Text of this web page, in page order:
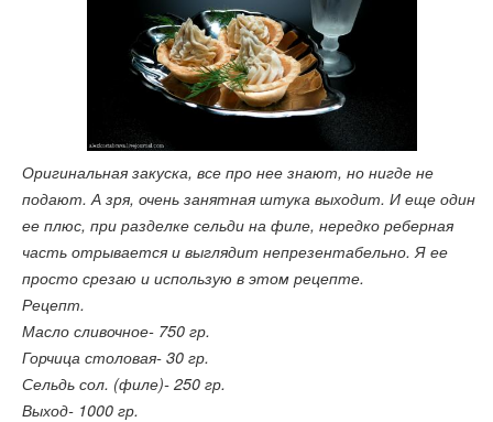
Оригинальная закуска, все про нее знают, но нигде не
подают. А зря, очень занятная штука выходит. И еще один
ее плюс, при разделке сельди на филе, нередко реберная
часть отрывается и выглядит непрезентабельно. Я ее
просто срезаю и использую в этом рецепте.
Рецепт.
Масло сливочное- 750 гр.
Горчица столовая- 30 гр.
Сельдь сол. (филе)- 250 гр.
Выход- 1000 гр.